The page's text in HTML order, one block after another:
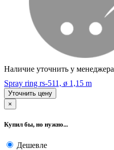
Наличие уточнить у менеджера
Spray ring rs-511, ø 1,15 m
Уточнить цену
×
Купил бы, но нужно...
Дешевле